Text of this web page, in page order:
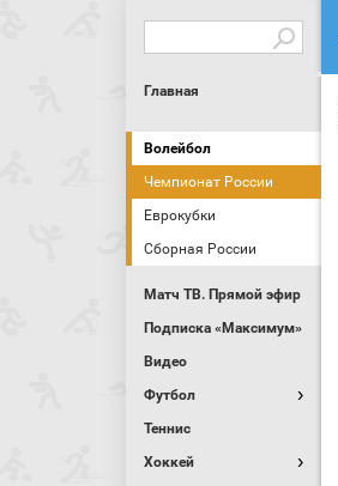
Главная
Волейбол
Чемпионат России
Еврокубки
Сборная России
Матч ТВ. Прямой эфир
Подписка «Максимум»
Видео
Футбол
Теннис
Хоккей